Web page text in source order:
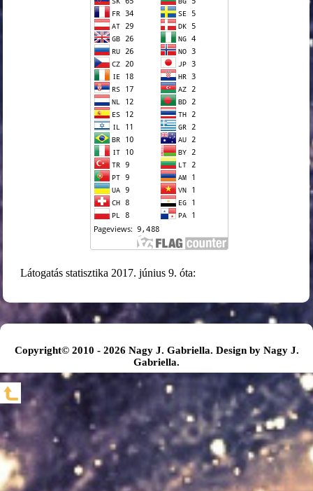
Látogatás statisztika 2017. június 9. óta:
Copyright© 2010 - 2026 Nagy J. Gabriella. Design by Nagy J.
Gabriella.